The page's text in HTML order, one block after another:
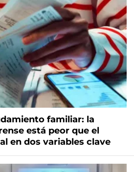
familiar: la
está peor que el
en dos variables clave